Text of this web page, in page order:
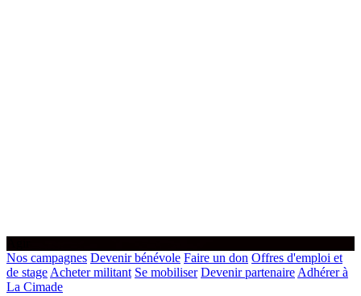
Nos campagnes Devenir bénévole Faire un don Offres d'emploi et
de stage Acheter militant Se mobiliser Devenir partenaire Adhérer à
La Cimade